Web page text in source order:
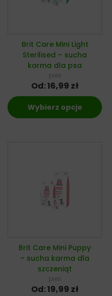
Brit Care Mini Light
Sterilised – sucha
karma dla psa
pies
Od:16,99 zł
Wybierz opcje
Brit Care Mini Puppy
– sucha karma dla
szczeniąt
pies
Od:19,99 zł